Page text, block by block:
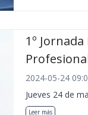
1º
2024-05-24
Jueves 24 de
Leer más